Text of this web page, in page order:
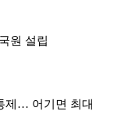
원 설립
제… 어기면 최대